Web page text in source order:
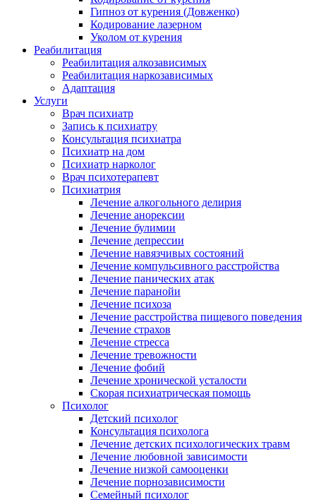
Гипноз от курения (Довженко)
Кодирование лазерном
Уколом от курения
Реабилитация
Реабилитация алкозависимых
Реабилитация наркозависимых
Адаптация
Услуги
Врач психиатр
Запись к психиатру
Консультация психиатра
Психиатр на дом
Психиатр нарколог
Врач психотерапевт
Психиатрия
Лечение алкогольного делирия
Лечение анорексии
Лечение булимии
Лечение депрессии
Лечение навязчивых состояний
Лечение компульсивного расстройства
Лечение панических атак
Лечение паранойи
Лечение психоза
Лечение расстройства пищевого поведения
Лечение страхов
Лечение стресса
Лечение тревожности
Лечение фобий
Лечение хронической усталости
Скорая психиатрическая помощь
Психолог
Детский психолог
Консультация психолога
Лечение детских психологических травм
Лечение любовной зависимости
Лечение низкой самооценки
Лечение порнозависимости
Семейный психолог